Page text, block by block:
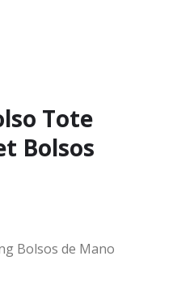
Tote
Bolsos
Bolsos de Mano